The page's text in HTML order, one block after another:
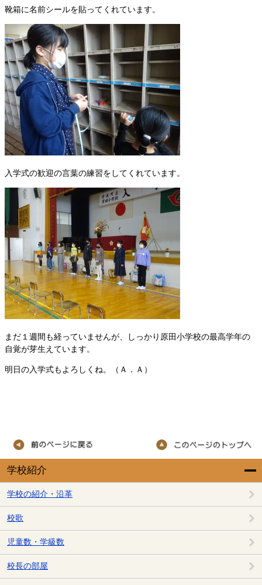
学校紹介
学校の紹介・沿革
校歌
児童数・学級数
校長の部屋
靴箱に名前シールを貼ってくれています。
入学式の歓迎の言葉の練習をしてくれています。
まだ１週間も経っていませんが、しっかり原田小学校の最高学年の
自覚が芽生えています。
明日の入学式もよろしくね。（Ａ．Ａ）